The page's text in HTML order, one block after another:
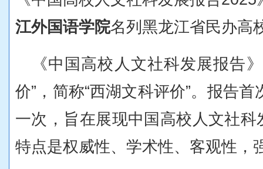
江外国语学院名列黑龙江省民办高
《中国高校人文社科发展报告
价” ，简称“西湖文科评价”。报告首
一次，旨在展现中国高校人文社
特点是权威性、学术性、客观性，